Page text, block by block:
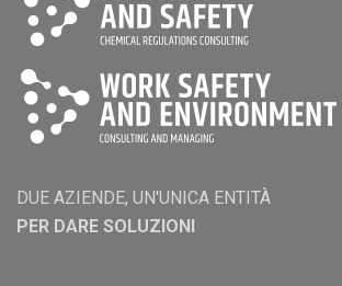
DUE AZIENDE, UN'UNICA ENTITÀ
PER DARE SOLUZIONI